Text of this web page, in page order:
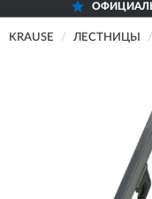
KRAUSE ЛЕСТНИЦЫ